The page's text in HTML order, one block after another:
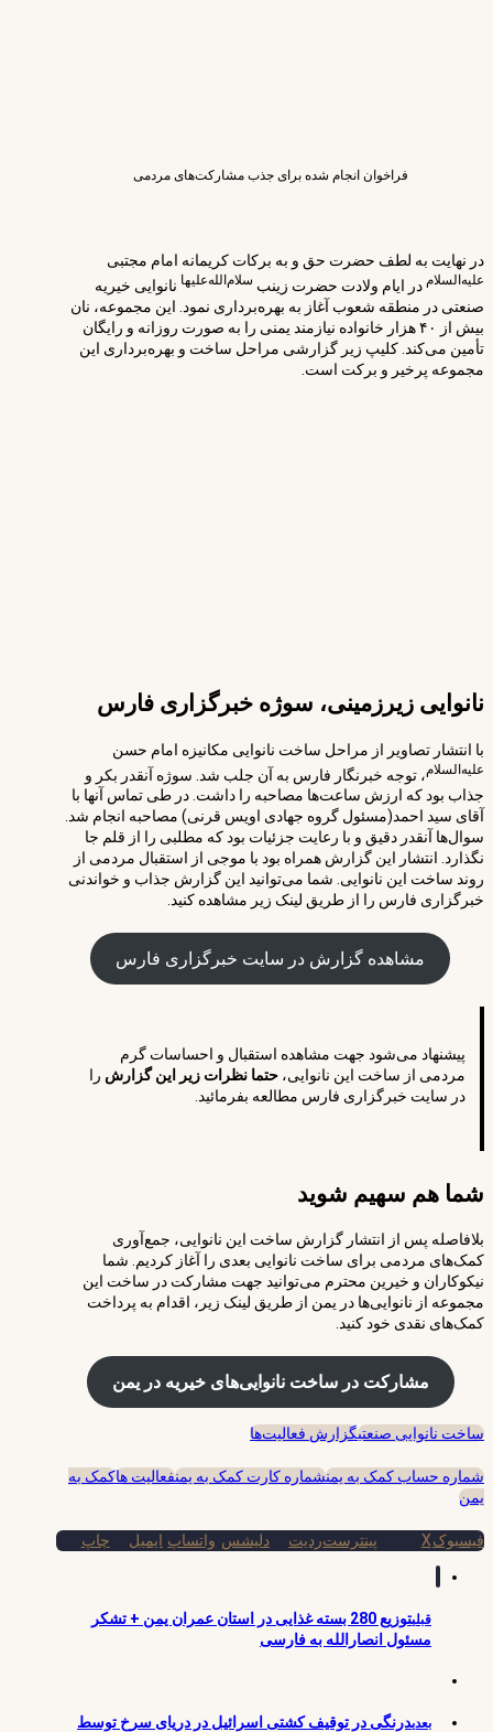
فراخوان انجام شده برای جذب مشارکت‌های مردمی
در نهایت به لطف حضرت حق و به برکات کریمانه امام مجتبی
علیه‌السلام در ایام ولادت حضرت زینب سلام‌الله‌علیها نانوایی خیریه
صنعتی در منطقه شعوب آغاز به بهره‌برداری نمود. این مجموعه، نان
بیش از ۴۰ هزار خانواده نیازمند یمنی را به صورت روزانه و رایگان
تأمین می‌کند. کلیپ زیر گزارشی مراحل ساخت و بهره‌برداری این
مجموعه پرخیر و برکت است.
نانوایی زیرزمینی، سوژه خبرگزاری فارس
با انتشار تصاویر از مراحل ساخت نانوایی مکانیزه امام حسن
علیه‌السلام، توجه خبرنگار فارس به آن جلب شد. سوژه آنقدر بکر و
جذاب بود که ارزش ساعت‌ها مصاحبه را داشت. در طی تماس آنها با
آقای سید احمد(مسئول گروه جهادی اویس قرنی) مصاحبه انجام شد.
سوال‌ها آنقدر دقیق و با رعایت جزئیات بود که مطلبی را از قلم جا
نگذارد. انتشار این گزارش همراه بود با موجی از استقبال مردمی از
روند ساخت این نانوایی. شما می‌توانید این گزارش جذاب و خواندنی
خبرگزاری فارس را از طریق لینک زیر مشاهده کنید.
مشاهده گزارش در سایت خبرگزاری فارس
پیشنهاد می‌شود جهت مشاهده استقبال و احساسات گرم
مردمی از ساخت این نانوایی،حتما نظرات زیر این گزارش را
در سایت خبرگزاری فارس مطالعه بفرمائید.
شما هم سهیم شوید
بلافاصله پس از انتشار گزارش ساخت این نانوایی، جمع‌آوری
کمک‌های مردمی برای ساخت نانوایی بعدی را آغاز کردیم. شما
نیکوکاران و خیرین محترم می‌توانید جهت مشارکت در ساخت این
مجموعه از نانوایی‌ها در یمن از طریق لینک زیر، اقدام به پرداخت
کمک‌های نقدی خود کنید.
مشارکت در ساخت نانوایی‌های خیریه در یمن
ساخت نانوایی صنعتیگزارش فعالیت‌ها
شماره حساب کمک به یمنشماره کارت کمک به یمنفعالیت هاکمک به
یمن
فیسبوکX پینترستردیت دلیشس واتساپ ایمیل چاپ
قبلی
توزیع 280 بسته غذایی در استان عمران یمن + تشکر
مسئول انصارالله به فارسی
بعدیدرنگی در توقیف کشتی‌ اسرائیل در دریای سرخ توسط